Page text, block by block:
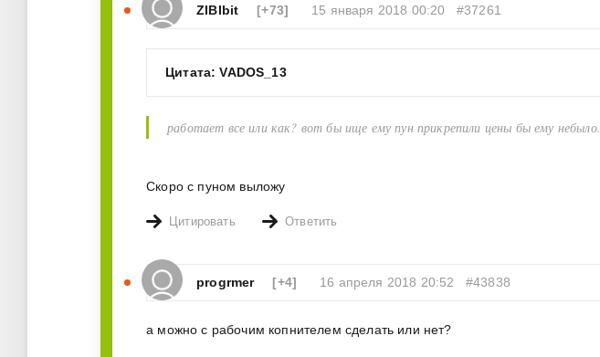
ZIBIbit [+73] 15 января 2018 00:20 #37261
Цитата: VADOS_13
работает все или как? вот бы ище ему пун прикрепили цены бы ему небыло.
Скоро с пуном выложу
Цитировать Ответить
progrmer [+4] 16 апреля 2018 20:52 #43838
а можно с рабочим копнителем сделать или нет?